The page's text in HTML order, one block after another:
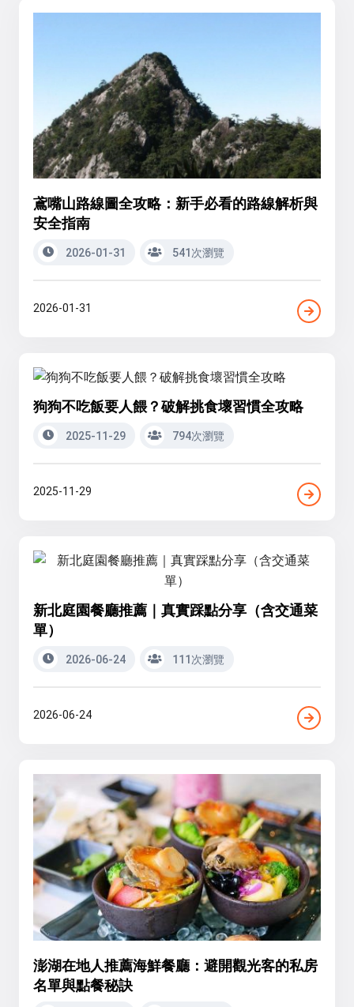
鳶嘴山路線圖全攻略：新手必看的路線解析與
安全指南
2026-01-31 541次瀏覽
2026-01-31
狗狗不吃飯要人餵？破解挑食壞習慣全攻略
2025-11-29 794次瀏覽
2025-11-29
新北庭園餐廳推薦｜真實踩點分享（含交通菜
單）
2026-06-24 111次瀏覽
2026-06-24
澎湖在地人推薦海鮮餐廳：避開觀光客的私房
名單與點餐秘訣